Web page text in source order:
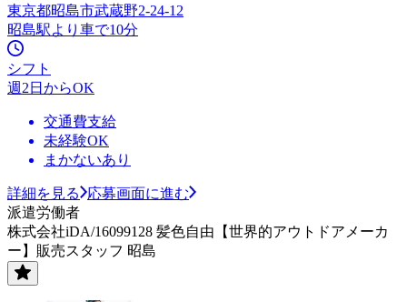
東京都昭島市武蔵野2-24-12
昭島駅より車で10分
シフト
週2日からOK
交通費支給
未経験OK
まかないあり
詳細を見る
応募画面に進む
派遣労働者
株式会社iDA/16099128 髪色自由【世界的アウトドアメーカ
ー】販売スタッフ 昭島